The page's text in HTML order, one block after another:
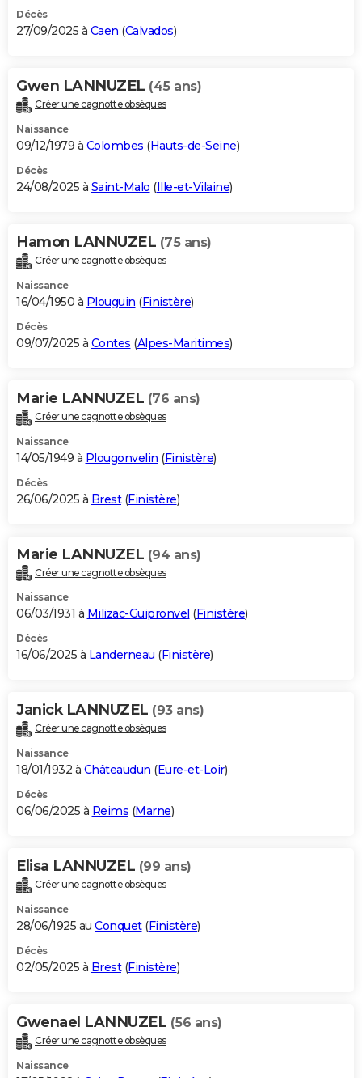
Décès
27/09/2025 à Caen (Calvados)
Gwen LANNUZEL (45 ans)
Créer une cagnotte obsèques
Naissance
09/12/1979 à Colombes (Hauts-de-Seine)
Décès
24/08/2025 à Saint-Malo (Ille-et-Vilaine)
Hamon LANNUZEL (75 ans)
Créer une cagnotte obsèques
Naissance
16/04/1950 à Plouguin (Finistère)
Décès
09/07/2025 à Contes (Alpes-Maritimes)
Marie LANNUZEL (76 ans)
Créer une cagnotte obsèques
Naissance
14/05/1949 à Plougonvelin (Finistère)
Décès
26/06/2025 à Brest(Finistère)
Marie LANNUZEL (94 ans)
Créer une cagnotte obsèques
Naissance
06/03/1931 à Milizac-Guipronvel (Finistère)
Décès
16/06/2025 à Landerneau (Finistère)
Janick LANNUZEL (93 ans)
Créer une cagnotte obsèques
Naissance
18/01/1932 à Châteaudun (Eure-et-Loir)
Décès
06/06/2025 à Reims (Marne)
Elisa LANNUZEL (99 ans)
Créer une cagnotte obsèques
Naissance
28/06/1925 au Conquet(Finistère)
Décès
02/05/2025 à Brest(Finistère)
Gwenael LANNUZEL (56 ans)
Créer une cagnotte obsèques
Naissance